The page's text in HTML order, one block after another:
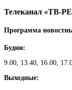
Телеканал «ТВ-
Программа
Будни:
9.00, 13.40, 16.00,
Выходные: